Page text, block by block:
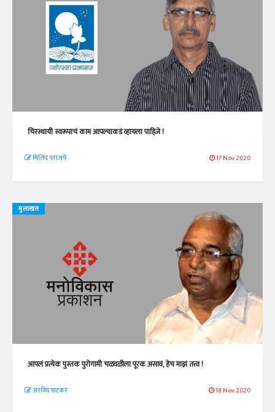
चिरस्थायी स्वरूपाचं काम आपल्याकडं व्हायला पाहिजे !
मिलिंद परांजपे 17 Nov 2020
मुलाखत
आपलं प्रत्येक पुस्तक पुरोगामी चळवळीला पूरक असावं, हेच माझं तत्त्व !
अरविंद पाटकर 18 Nov 2020